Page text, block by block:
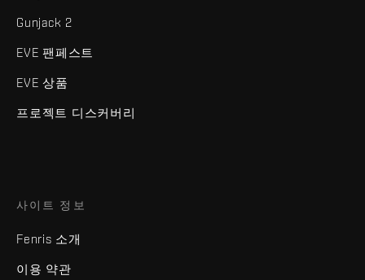
Gunjack 2
EVE 팬페스트
EVE 상품
프로젝트 디스커버리
사이트 정보
Fenris 소개
이용 약관